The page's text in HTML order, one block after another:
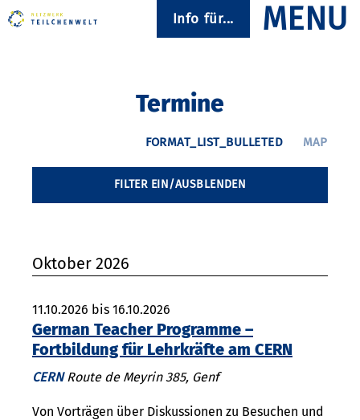
Info für...
Termine
FILTER EIN/AUSBLENDEN
Oktober 2026
11.10.2026 bis 16.10.2026
German Teacher Programme –
Fortbildung für Lehrkräfte am CERN
CERNRoute de Meyrin 385, Genf
Von Vorträgen über Diskussionen zu Besuchen und